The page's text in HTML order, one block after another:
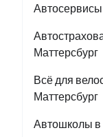
Маттерсбург
Всё для
Маттерсбург
Автошколы в